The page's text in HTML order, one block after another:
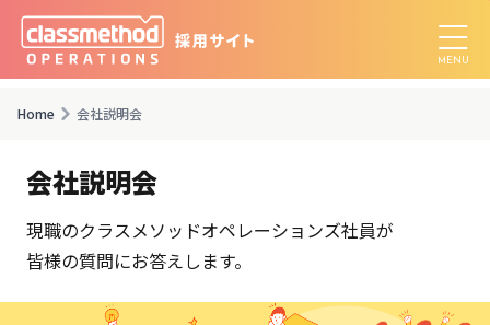
Home 会社説明会
会社説明会
現職のクラスメソッドオペレーションズ社員が
皆様の質問にお答えします。